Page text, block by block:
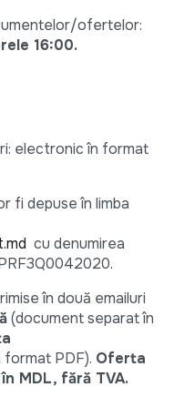
ofertelor:
16:00.
electronic în format
fi depuse în limba
cu denumirea
în două emailuri
(document separat în
PDF). Oferta
MDL, fără TVA.